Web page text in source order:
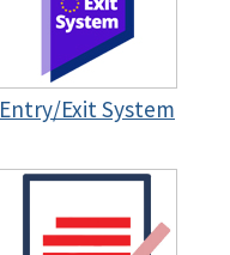
Entry/Exit System